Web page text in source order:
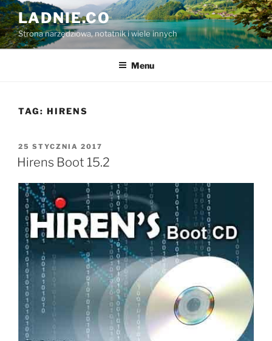
Przejdź
do
treści
LADNIE.CO
Strona narzędziowa, notatnik i wiele innych
Menu
TAG: HIRENS
OPUBLIKOWANE
W
25 STYCZNIA 2017
Hirens Boot 15.2